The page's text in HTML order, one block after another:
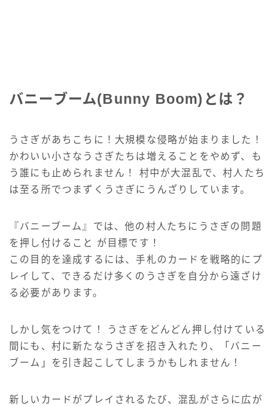
バニーブーム(Bunny Boom)とは？
うさぎがあちこちに！大規模な侵略が始まりました！
かわいい小さなうさぎたちは増えることをやめず、も
う誰にも止められません！ 村中が大混乱で、村人たち
は至る所でつまずくうさぎにうんざりしています。
『バニーブーム』では、他の村人たちにうさぎの問題
を押し付けること が目標です！
この目的を達成するには、手札のカードを戦略的にプ
レイして、できるだけ多くのうさぎを自分から遠ざけ
る必要があります。
しかし気をつけて！ うさぎをどんどん押し付けている
間にも、村に新たなうさぎを招き入れたり、「バニー
ブーム」を引き起こしてしまうかもしれません！
新しいカードがプレイされるたび、混乱がさらに広が